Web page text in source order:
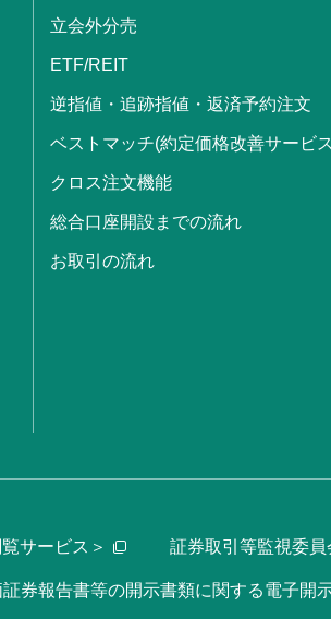
立会外分売
ETF/REIT
逆指値・追跡指値・返済予約注文
ベストマッチ(約定価格改善サービ
クロス注文機能
総合口座開設までの流れ
お取引の流れ
サービス＞ 証券取引等監視委員
券報告書等の開示書類に関する電子開